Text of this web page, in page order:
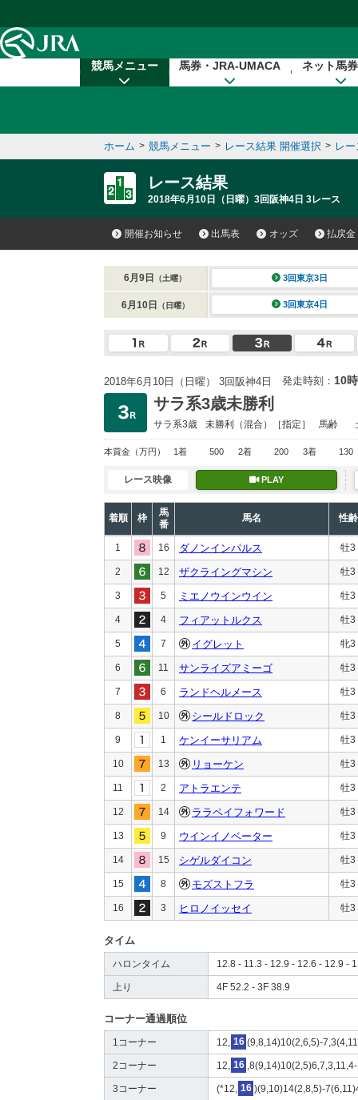
競馬メニュー 馬券・JRA-UMACA ネット馬
ホーム > 競馬メニュー > レース結果 開催選択 > レ
レース結果
2018年6月10日（日曜）3回阪神4日 3レース
開催お知らせ 出馬表 オッズ 払戻金
6月9日 （土曜） 3回東京3日
6月10日 （日曜） 3回東京4日
2018年6月10日（日曜） 3回阪神4日 発走時刻： 10
サラ系3歳未勝利
サラ系3歳 未勝利 （混合）［指定］ 馬齢
本賞金 （万円） 1着 500 2着 200 3着 130
レース映像 PLAY
着順 枠
馬
番
馬名 性齢
1 16 ダノンインパルス 牡3
2 12 ザクライングマシン 牡3
3 5 ミエノウインウイン 牡3
4 4 フィアットルクス 牡3
5 7 イグレット 牝3
6 11 サンライズアミーゴ 牡3
7 6 ランドヘルメース 牡3
8 10 シールドロック 牡3
9 1 ケンイーサリアム 牡3
10 13 リョーケン 牡3
11 2 アトラエンテ 牡3
12 14 ララペイフォワード 牡3
13 9 ウインイノベーター 牡3
14 15 シゲルダイコン 牡3
15 8 モズストフラ 牡3
16 3 ヒロノイッセイ 牡3
タイム
ハロンタイム 12.8 - 11.3 - 12.9 - 12.6 - 12.9 -
上り 4F 52.2 - 3F 38.9
コーナー通過順位
1コーナー 12, 16 (9,8,14)10(2,6,5)-
2コーナー 12, 16
3コーナー (*12, 16 )(9,10)14(2,8,5)-